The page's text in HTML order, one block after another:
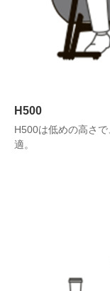
H500
H500は低めの高さ
適。